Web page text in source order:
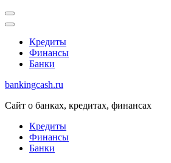
Перейти
к
(нажмите
Enter)
Кредиты
Финансы
Банки
bankingcash.ru
Сайт о банках, кредитах, финансах
Кредиты
Финансы
Банки